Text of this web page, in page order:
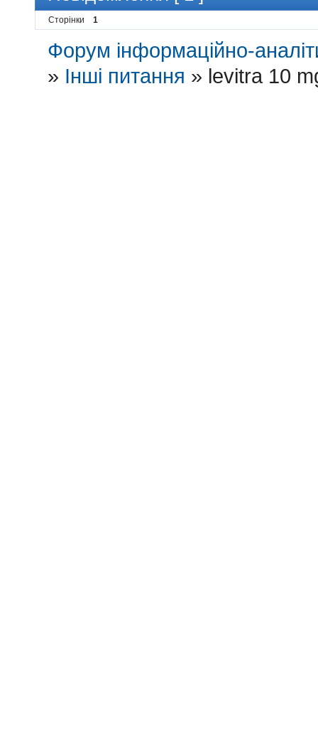
Сторінки 1
Форум інформаційно-
» Інші питання » levitra 10